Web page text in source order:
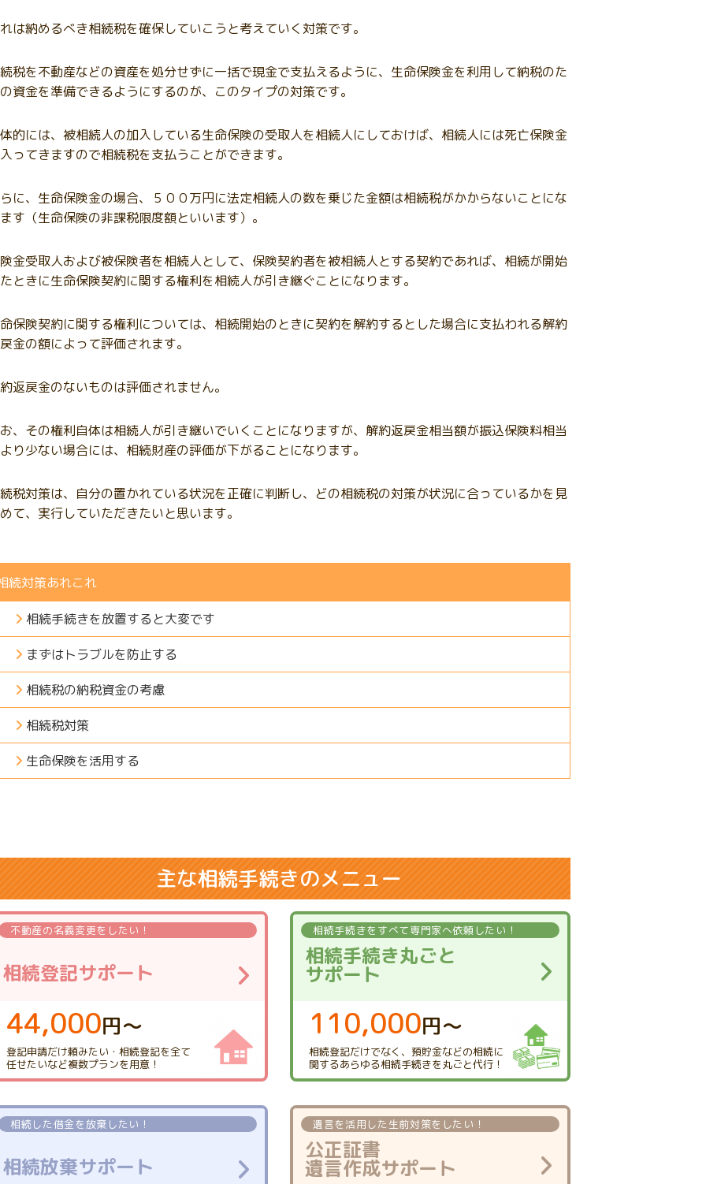
は納めるべき相続税を確保していこうと考えていく対策です。
税を不動産などの資産を処分せずに一括で現金で支払えるように、生命保険金を利用して納税のた
資金を準備できるようにするのが、このタイプの対策です。
的には、被相続人の加入している生命保険の受取人を相続人にしておけば、相続人には死亡保険金
ってきますので相続税を支払うことができます。
に、生命保険金の場合、５００万円に法定相続人の数を乗じた金額は相続税がかからないことにな
す（生命保険の非課税限度額といいます）。
金受取人および被保険者を相続人として、保険契約者を被相続人とする契約であれば、相続が開始
ときに生命保険契約に関する権利を相続人が引き継ぐことになります。
保険契約に関する権利については、相続開始のときに契約を解約するとした場合に支払われる解約
金の額によって評価されます。
返戻金のないものは評価されません。
、その権利自体は相続人が引き継いでいくことになりますが、解約返戻金相当額が振込保険料相当
り少ない場合には、相続財産の評価が下がることになります。
税対策は、自分の置かれている状況を正確に判断し、どの相続税の対策が状況に合っているかを見
て、実行していただきたいと思います。
続対策あれこれ
相続手続きを放置すると大変です
まずはトラブルを防止する
相続税の納税資金の考慮
相続税対策
生命保険を活用する
主な相続手続きのメニュー
不動産の名義変更をしたい！
相続登記サポート
44,000円〜
登記申請だけ頼みたい・ 相続登記を全て
任せたいなど複数プランを用意！
相続手続きを すべて専門家へ依頼したい！
相続手続き丸ごと
サポート
110,000円〜
相続登記だけでなく、 預貯金などの相続に
関するあらゆる相続手続きを丸ごと代行！
相続した借金を放棄したい！
相続放棄サポート
遺言を活用した生前対策をしたい！
公正証書
遺言作成サポート